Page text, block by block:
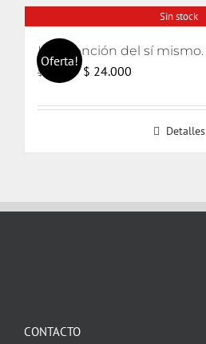
Sin stock
Oferta!
$
El
original
$ 24.000
actual
Detalles
CONTACTO